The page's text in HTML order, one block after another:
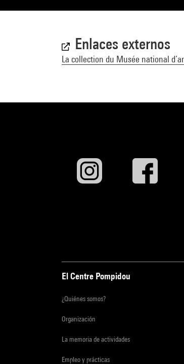
Enlaces externos
La collection du Musée national
El Centre Pompidou
¿Quiénes somos?
Organización
La memoria de actividades
Empleo y prácticas